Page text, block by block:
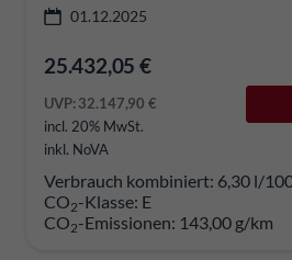
01.12.2025
25.432,05 €
UVP:32.147,90 €
incl. 20% MwSt.
inkl. NoVA
Verbrauch kombiniert: 6,30 l/
CO2-Klasse: E
CO2-Emissionen: 143,00 g/km